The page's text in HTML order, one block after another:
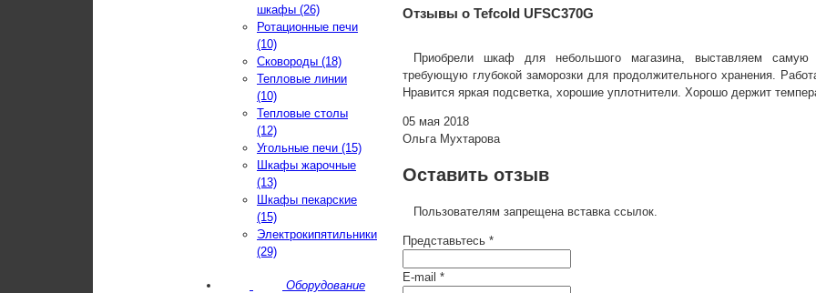
Отзывы о Tefcold UFSC370G
Приобрели шкаф для небольшого магазина, выставляем самую
требующую глубокой заморозки для продолжительного хранения.
Нравится яркая подсветка, хорошие уплотнители. Хорошо держит
05 мая 2018
Ольга Мухтарова
Оставить отзыв
Пользователям запрещена вставка ссылок.
Представьтесь *
E-mail *
шкафы (26)
Ротационные печи
(10)
Сковороды (18)
Тепловые линии
(10)
Тепловые столы
(12)
Угольные печи (15)
Шкафы жарочные
(13)
Шкафы пекарские
(15)
Электрокипятильники
(29)
Оборудование